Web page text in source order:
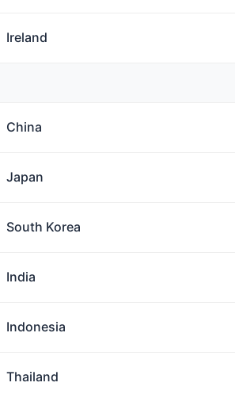
Ireland
China
Japan
South Korea
India
Indonesia
Thailand